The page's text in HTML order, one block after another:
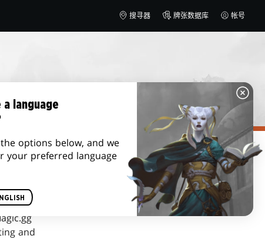
搜寻器 牌张数据库 帐号
and
a language
options below, and we
your preferred language